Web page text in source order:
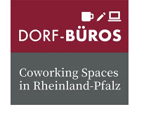
springen